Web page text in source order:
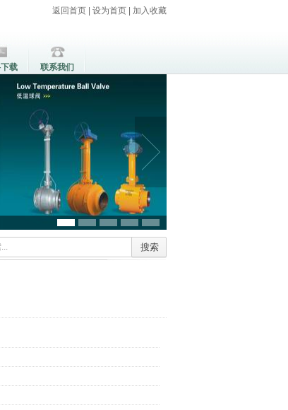
返回首页 设为首页 加入收藏
载 联系我们